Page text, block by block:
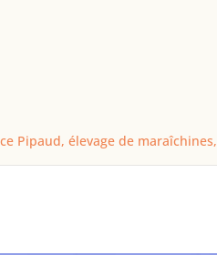
élevage de maraîchines,